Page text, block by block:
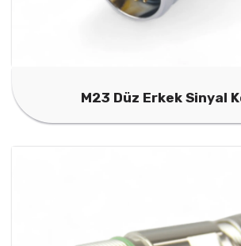
M23 Düz Erkek Sinyal